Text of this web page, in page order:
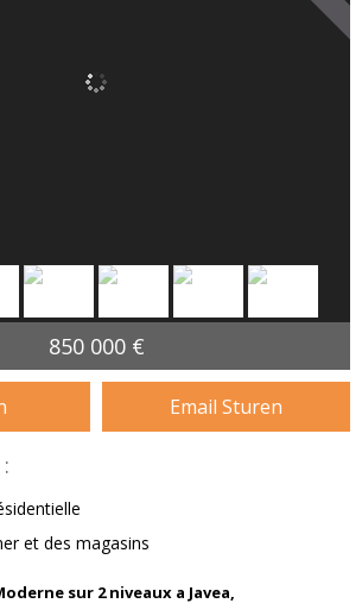
850 000 €
Email Sturen
et des magasins
sur 2 niveaux a Javea,